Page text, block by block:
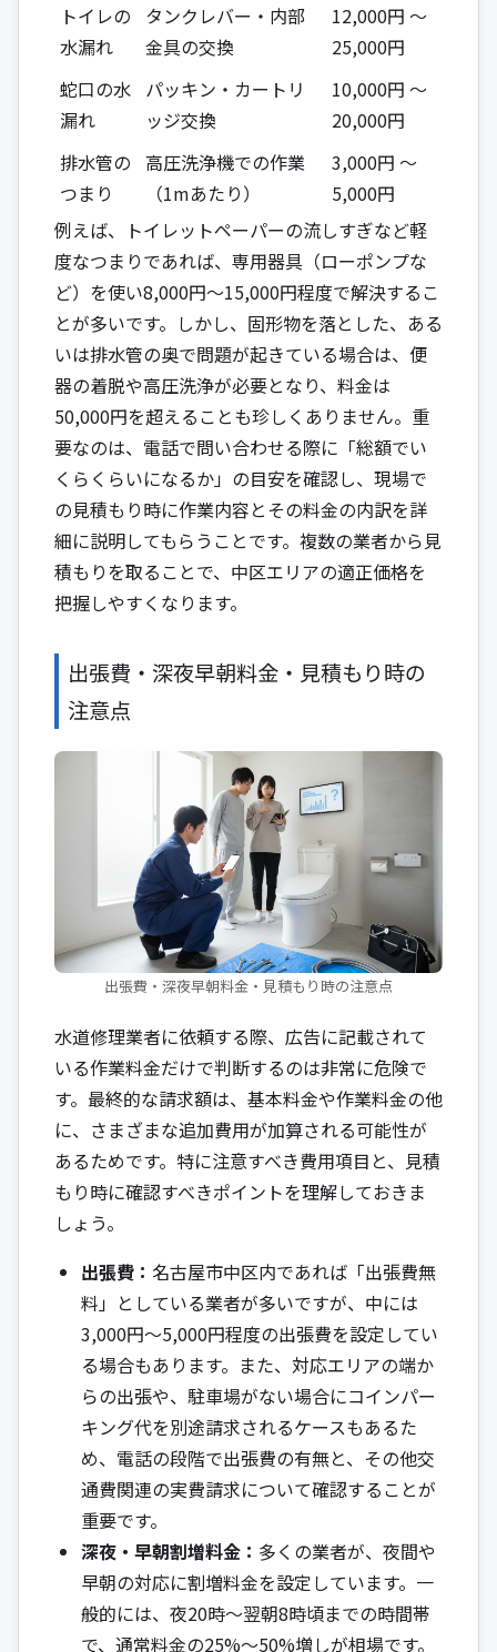
トイレの
水漏れ
タンクレバー・内部
金具の交換
12,000円 ～
25,000円
蛇口の水
漏れ
パッキン・カートリ
ッジ交換
10,000円 ～
20,000円
排水管の
つまり
高圧洗浄機での作業
（1mあたり）
3,000円 ～
5,000円
例えば、トイレットペーパーの流しすぎなど軽
度なつまりであれば、専用器具（ローポンプな
ど）を使い8,000円～15,000円程度で解決するこ
とが多いです。しかし、固形物を落とした、ある
いは排水管の奥で問題が起きている場合は、便
器の着脱や高圧洗浄が必要となり、料金は
50,000円を超えることも珍しくありません。重
要なのは、電話で問い合わせる際に「総額でい
くらくらいになるか」の目安を確認し、現場で
の見積もり時に作業内容とその料金の内訳を詳
細に説明してもらうことです。複数の業者から見
積もりを取ることで、中区エリアの適正価格を
把握しやすくなります。
出張費・深夜早朝料金・見積もり時の
注意点
出張費・深夜早朝料金・見積もり時の注意点
水道修理業者に依頼する際、広告に記載されて
いる作業料金だけで判断するのは非常に危険で
す。最終的な請求額は、基本料金や作業料金の他
に、さまざまな追加費用が加算される可能性が
あるためです。特に注意すべき費用項目と、見積
もり時に確認すべきポイントを理解しておきま
しょう。
出張費： 名古屋市中区内であれば「出張費無
料」としている業者が多いですが、中には
3,000円～5,000円程度の出張費を設定してい
る場合もあります。また、対応エリアの端か
らの出張や、駐車場がない場合にコインパー
キング代を別途請求されるケースもあるた
め、電話の段階で出張費の有無と、その他交
通費関連の実費請求について確認することが
重要です。
深夜・早朝割増料金： 多くの業者が、夜間や
早朝の対応に割増料金を設定しています。一
般的には、夜20時～翌朝8時頃までの時間帯
で、通常料金の25%～50%増しが相場です。